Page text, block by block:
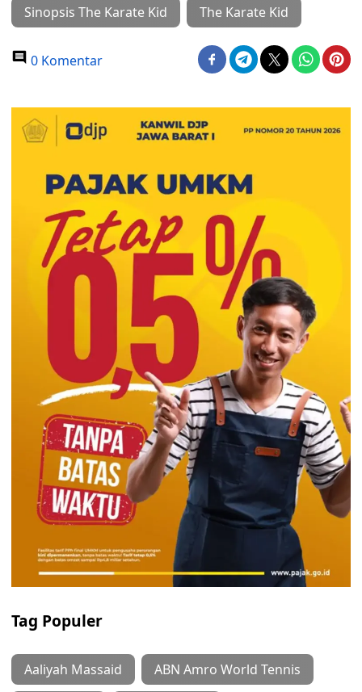
Sinopsis The Karate Kid The Karate Kid
0 Komentar
Tag Populer
Aaliyah Massaid ABN Amro World Tennis